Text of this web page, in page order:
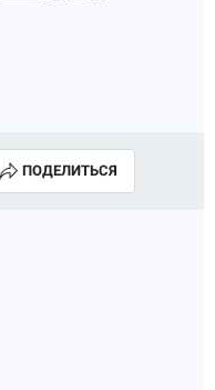
ПОДЕЛИТЬСЯ